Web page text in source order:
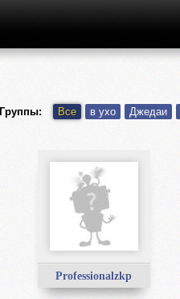
Группы: Все в ухо Джедаи
Professionalzkp